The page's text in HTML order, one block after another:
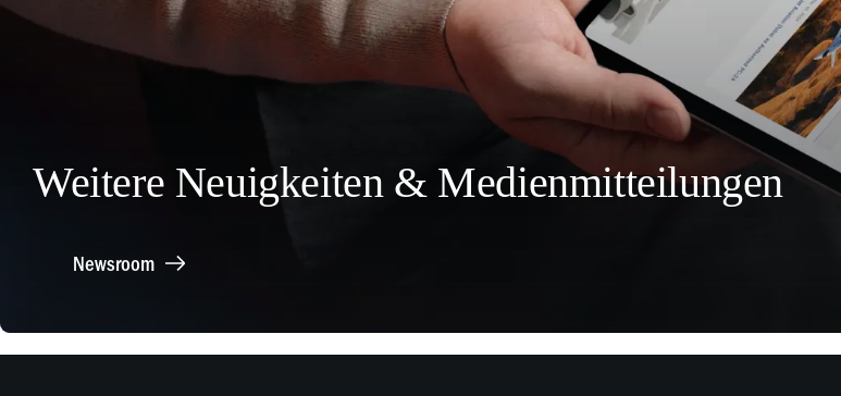
Weitere Neuigkeiten & Medienmitteilungen
Newsroom